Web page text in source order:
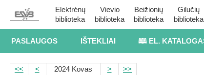
Elektrėnų
biblioteka
Vievio
biblioteka
Beižionių
biblioteka
Gilučių
biblioteka
PASLAUGOS IŠTEKLIAI 🕮 EL.
<< < 2024 Kovas >
>>